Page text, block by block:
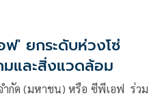
ฟ' ยกระดับห่วงโซ่
และสิ่งแวดล้อม
กัด (มหาชน) หรือ ซีพีเอฟ ร่วม